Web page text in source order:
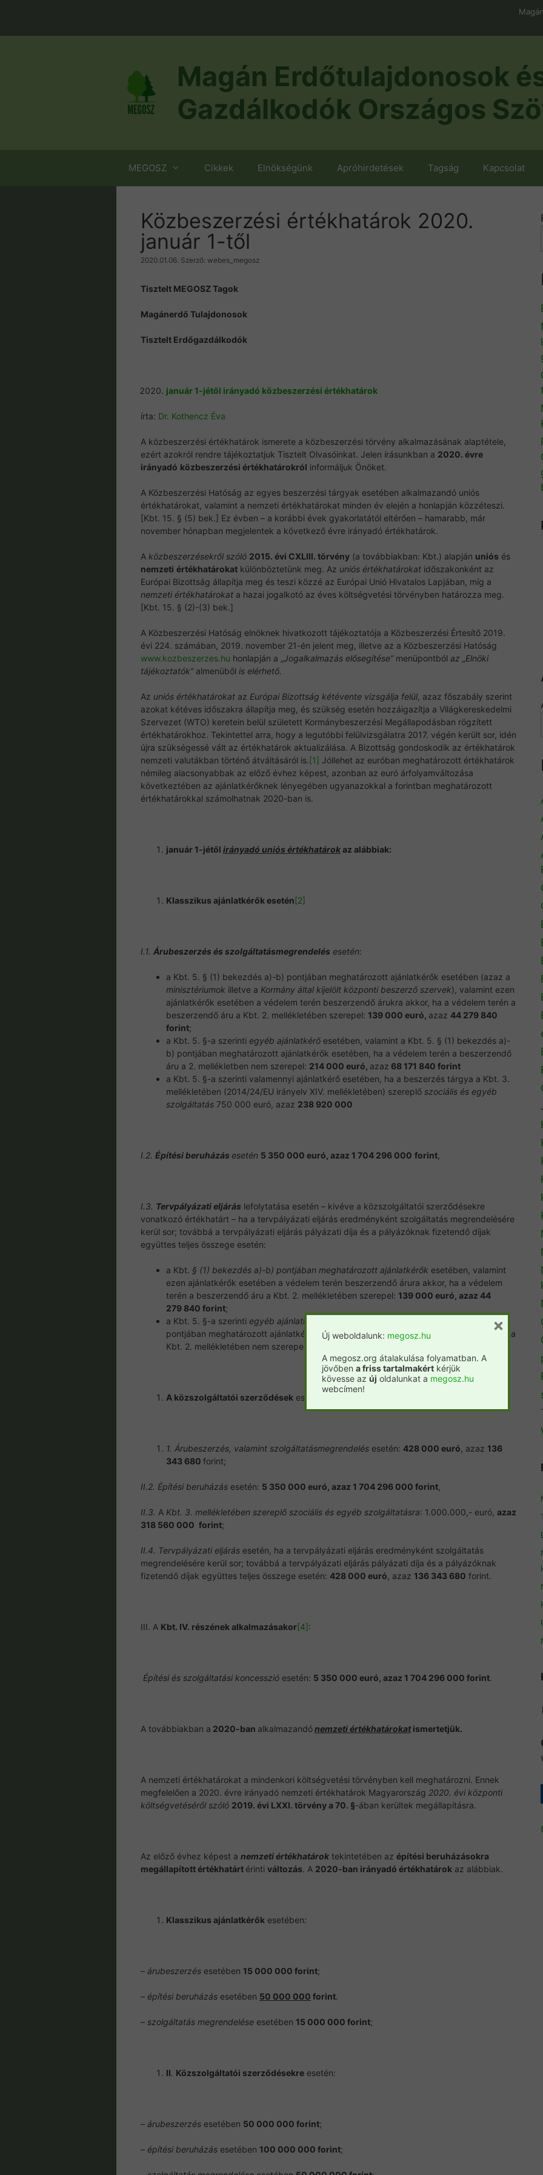
Magán Erdőtulajdonosok
Gazdálkodók Országos
MEGOSZ Cikkek Elnökségünk Apróhirdetések Tagság Kapcsolat
Közbeszerzési értékhatárok 2020.
január 1-től
2020.01.06. Szerző: webes_megosz
Tisztelt MEGOSZ Tagok
Magánerdő Tulajdonosok
Tisztelt Erdőgazdálkodók
január 1-jétől irányadó közbeszerzési értékhatárok
írta: Dr. Kothencz Éva
A közbeszerzési értékhatárok ismerete a közbeszerzési törvény alkalmazásának alaptétele,
ezért azokról rendre tájékoztatjuk Tisztelt Olvasóinkat. Jelen írásunkban a 2020. évre
irányadó közbeszerzési értékhatárokról informáljuk Önöket.
A Közbeszerzési Hatóság az egyes beszerzési tárgyak esetében alkalmazandó uniós
értékhatárokat, valamint a nemzeti értékhatárokat minden év elején a honlapján közzéteszi.
[Kbt. 15. § (5) bek.] Ez évben – a korábbi évek gyakorlatától eltérően – hamarabb, már
november hónapban megjelentek a következő évre irányadó értékhatárok.
A közbeszerzésekről szóló 2015. évi CXLIII. törvény (a továbbiakban: Kbt.) alapján uniós és
nemzeti értékhatárokat különböztetünk meg. Az uniós értékhatárokat időszakonként az
Európai Bizottság állapítja meg és teszi közzé az Európai Unió Hivatalos Lapjában, míg a
nemzeti értékhatárokat a hazai jogalkotó az éves költségvetési törvényben határozza meg.
[Kbt. 15. § (2)-(3) bek.]
A Közbeszerzési Hatóság elnöknek hivatkozott tájékoztatója a Közbeszerzési Értesítő 2019.
évi 224. számában, 2019. november 21-én jelent meg, illetve az a Közbeszerzési Hatóság
www.kozbeszerzes.hu honlapján a „Jogalkalmazás elősegítése” menüpontból az „Elnöki
tájékoztatók” almenüből is elérhető.
Az uniós értékhatárokat az Európai Bizottság kétévente vizsgálja felül, azaz főszabály szerint
azokat kétéves időszakra állapítja meg, és szükség esetén hozzáigazítja a Világkereskedelmi
Szervezet (WTO) keretein belül született Kormánybeszerzési Megállapodásban rögzített
értékhatárokhoz. Tekintettel arra, hogy a legutóbbi felülvizsgálatra 2017. végén került sor, idén
újra szükségessé vált az értékhatárok aktualizálása. A Bizottság gondoskodik az értékhatárok
nemzeti valutákban történő átváltásáról is.[1] Jóllehet az euróban meghatározott értékhatárok
némileg alacsonyabbak az előző évhez képest, azonban az euró árfolyamváltozása
következtében az ajánlatkérőknek lényegében ugyanazokkal a forintban meghatározott
értékhatárokkal számolhatnak 2020-ban is.
január 1-jétől irányadó uniós értékhatárokaz alábbiak:
Klasszikus ajánlatkérők esetén[2]
I.1. Árubeszerzés és szolgáltatásmegrendelés esetén:
a Kbt. 5. § (1) bekezdés a)-b) pontjában meghatározott ajánlatkérők esetében (azaz a
minisztériumok illetve a Kormány által kijelölt központi beszerző szervek), valamint ezen
ajánlatkérők esetében a védelem terén beszerzendő árukra akkor, ha a védelem terén a
beszerzendő áru a Kbt. 2. mellékletében szerepel: 139 000 euró, azaz 44 279 840
forint;
a Kbt. 5. §-a szerinti egyéb ajánlatkérő esetében, valamint a Kbt. 5. § (1) bekezdés a)-
b) pontjában meghatározott ajánlatkérők esetében, ha a védelem terén a beszerzendő
áru a 2. mellékletben nem szerepel: 214 000 euró, azaz 68 171 840 forint
a Kbt. 5. §-a szerinti valamennyi ajánlatkérő esetében, ha a beszerzés tárgya a Kbt. 3.
mellékletében (2014/24/EU irányelv XIV. mellékletében) szereplő szociális és egyéb
szolgáltatás 750 000 euró, azaz 238 920 000
I.2. Építési beruházás esetén 5 350 000 euró, azaz 1 704 296 000 forint,
I.3. Tervpályázati eljárás lefolytatása esetén – kivéve a közszolgáltatói szerződésekre
vonatkozó értékhatárt – ha a tervpályázati eljárás eredményként szolgáltatás megrendelésére
kerül sor; továbbá a tervpályázati eljárás pályázati díja és a pályázóknak fizetendő díjak
együttes teljes összege esetén:
a Kbt. § (1) bekezdés a)-b) pontjában meghatározott ajánlatkérők esetében, valamint
ezen ajánlatkérők esetében a védelem terén beszerzendő árura akkor, ha a védelem
terén a beszerzendő áru a Kbt. 2. mellékletében szerepel: 139 000 euró, azaz 44
279 840 forint;
a Kbt. 5. §-a szerinti egyéb ajánlatkérő
esetében, valamint az 5. § (1) bekezdés a)-b)
pontjában meghatározott ajánlatkérők esetében, ha a védelem terén beszerzendő áru a
Kbt. 2. mellékletében nem szerepel:
A közszolgáltatói szerződések esetén irányadó uniós értékhatár
1. Árubeszerzés, valamint szolgáltatásmegrendelés esetén: 428 000 euró, azaz 136
343 680 forint;
II.2. Építési beruházás esetén: 5 350 000 euró, azaz 1 704 296 000 forint,
II.3. A Kbt. 3. mellékletében szereplő szociális és egyéb szolgáltatásra: 1.000.000,- euró, azaz
318 560 000 forint;
II.4. Tervpályázati eljárás esetén, ha a tervpályázati eljárás eredményként szolgáltatás
megrendelésére kerül sor; továbbá a tervpályázati eljárás pályázati díja és a pályázóknak
fizetendő díjak együttes teljes összege esetén: 428 000 euró, azaz 136 343 680 forint.
III. A Kbt. IV. részének alkalmazásakor[4]:
Építési és szolgáltatási koncesszió esetén: 5 350 000 euró, azaz 1 704 296 000 forint.
A továbbiakban a 2020-ban alkalmazandónemzeti értékhatárokatismertetjük.
A nemzeti értékhatárokat a mindenkori költségvetési törvényben kell meghatározni. Ennek
megfelelően a 2020. évre irányadó nemzeti értékhatárok Magyarország 2020. évi központi
költségvetéséről szóló 2019. évi LXXI. törvény a 70. §-ában kerültek megállapításra.
Az előző évhez képest a nemzeti értékhatárok tekintetében az építési beruházásokra
megállapított értékhatárt érinti változás. A 2020-ban irányadó értékhatárok az alábbiak.
Klasszikus ajánlatkérők esetében:
– árubeszerzés esetében 15 000 000 forint;
– építési beruházás esetében 50 000 000 forint.
– szolgáltatás megrendelése esetében 15 000 000 forint;
II. Közszolgáltatói szerződésekre esetén:
– árubeszerzés esetében 50 000 000 forint;
– építési beruházás esetében 100 000 000 forint;
Új weboldalunk: megosz.hu
A megosz.org átalakulása folyamatban. A
jövőben a friss tartalmakért kérjük
kövesse az új oldalunkat a megosz.hu
webcímen!
×